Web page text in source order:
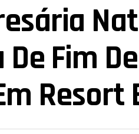
Fim
Resort